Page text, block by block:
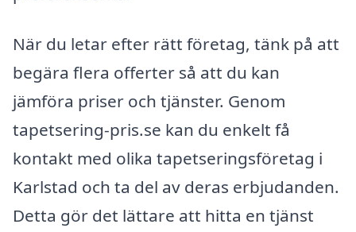
När du letar efter rätt företag, tänk på att
begära flera offerter så att du kan
jämföra priser och tjänster. Genom
tapetsering-pris.se kan du enkelt få
kontakt med olika tapetseringsföretag i
Karlstad och ta del av deras erbjudanden.
Detta gör det lättare att hitta en tjänst